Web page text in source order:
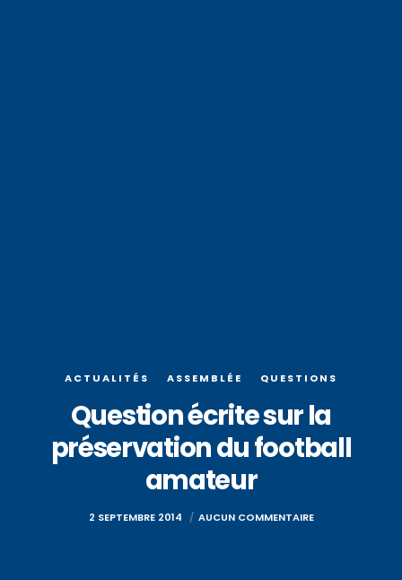
ACTUALITÉS ASSEMBLÉE QUESTIONS
Question écrite sur la
préservation du football
amateur
2 SEPTEMBRE 2014 AUCUN COMMENTAIRE